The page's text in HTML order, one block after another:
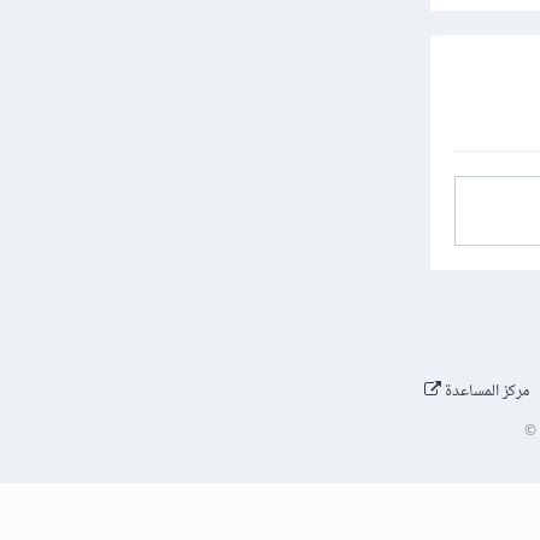
مركز المساعدة
©